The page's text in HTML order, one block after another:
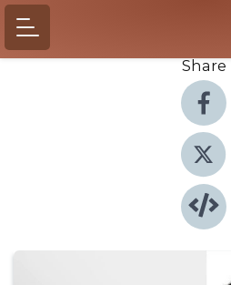
Share